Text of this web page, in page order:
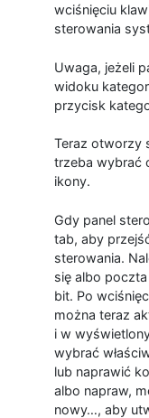
wciśnięciu
sterowania
Uwaga, jeżeli
widoku
przycisk
Teraz otworzy
trzeba wybrać
ikony.
Gdy panel
tab, aby
sterowania.
się albo
bit. Po
można teraz
i w
wybrać
lub naprawić
albo napraw,
nowy…, aby